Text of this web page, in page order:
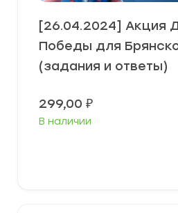
[26.04.2024] Акция
Победы для
(задания и ответы)
299,00 ₽
В наличии